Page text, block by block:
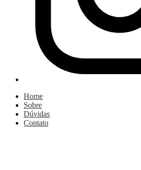
Home
Sobre
Dúvidas
Contato